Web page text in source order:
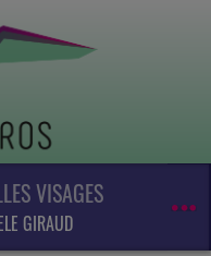
VISAGES
GIRAUD
PAROLE D'ASSO - SUICIDE PHENIX